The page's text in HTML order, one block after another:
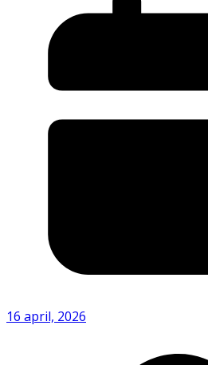
16 april, 2026